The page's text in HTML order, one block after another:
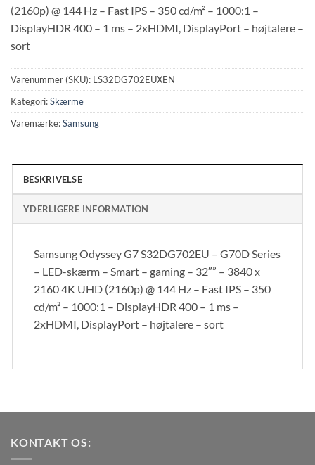
(2160p) @ 144 Hz – Fast IPS – 350 cd/m² – 1000:1 –
DisplayHDR 400 – 1 ms – 2xHDMI, DisplayPort – højtalere –
sort
Varenummer (SKU): LS32DG702EUXEN
Kategori:Skærme
Varemærke:Samsung
BESKRIVELSE
YDERLIGERE INFORMATION
Samsung Odyssey G7 S32DG702EU – G70D Series
– LED-skærm – Smart – gaming – 32″” – 3840 x
2160 4K UHD (2160p) @ 144 Hz – Fast IPS – 350
cd/m² – 1000:1 – DisplayHDR 400 – 1 ms –
2xHDMI, DisplayPort – højtalere – sort
KONTAKT OS: